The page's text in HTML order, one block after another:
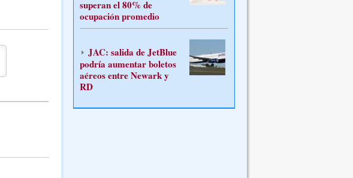
superan el 80% de
ocupación promedio
JAC: salida de JetBlue
podría aumentar boletos
aéreos entre Newark y
RD